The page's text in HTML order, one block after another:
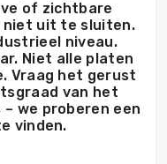
of zichtbare
niet uit te sluiten.
niveau.
Niet alle platen
Vraag het gerust
van het
we proberen een
vinden.